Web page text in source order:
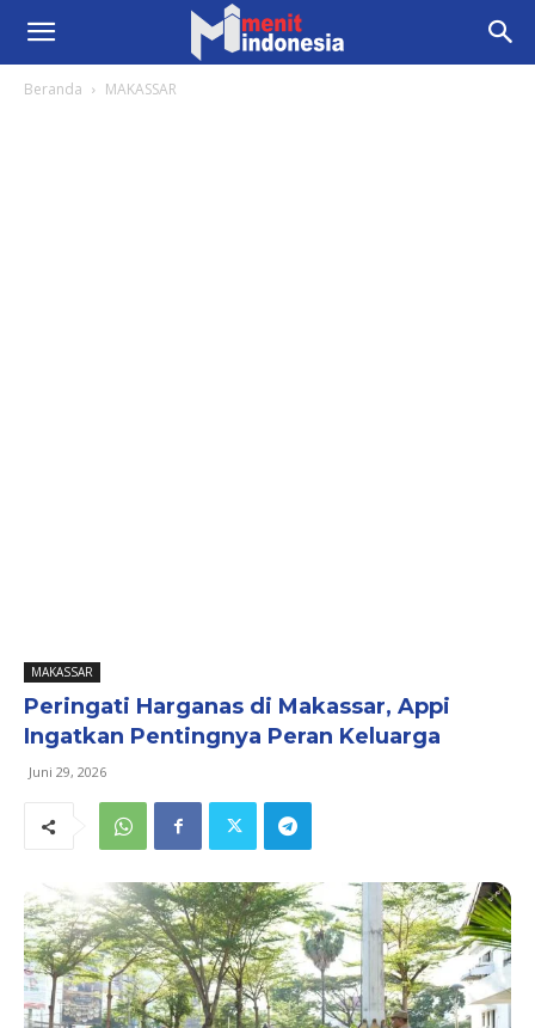
Beranda MAKASSAR
MAKASSAR
Peringati Harganas di Makassar, Appi
Ingatkan Pentingnya Peran Keluarga
Juni 29, 2026